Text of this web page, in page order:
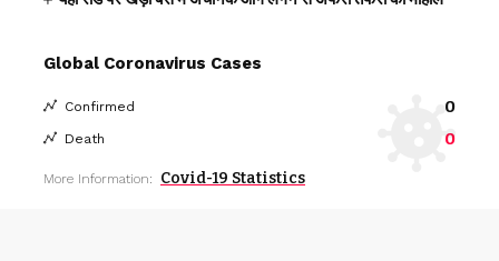
Global Coronavirus Cases
Confirmed 0
Death 0
More Information: Covid-19 Statistics